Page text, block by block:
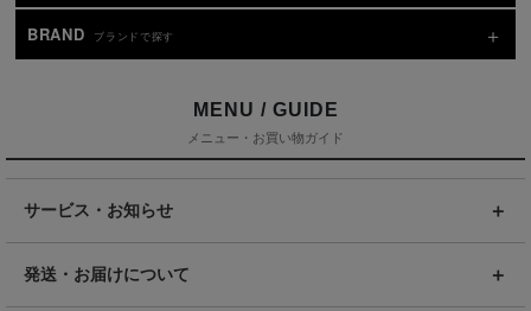
BRAND ブランドで探す
MENU / GUIDE
メニュー・お買い物ガイド
サービス・お知らせ
発送・お届けについて